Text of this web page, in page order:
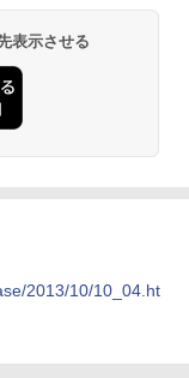
表示させる
2013/10/10_04.ht